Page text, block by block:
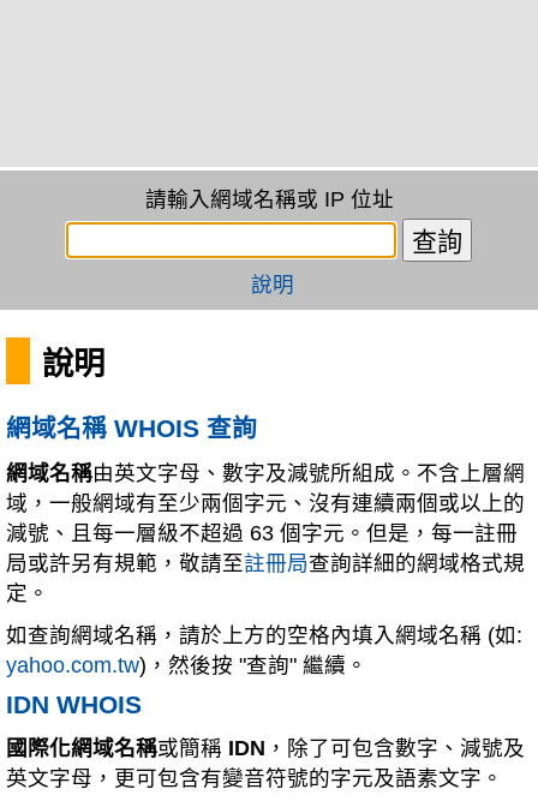
請輸入網域名稱或 IP 位址
說明
說明
網域名稱 WHOIS 查詢
網域名稱由英文字母、數字及減號所組成。不含上層網
域，一般網域有至少兩個字元、沒有連續兩個或以上的
減號、且每一層級不超過 63 個字元。但是，每一註冊
局或許另有規範，敬請至註冊局查詢詳細的網域格式規
定。
如查詢網域名稱，請於上方的空格內填入網域名稱 (如:
yahoo.com.tw)，然後按 "查詢" 繼續。
IDN WHOIS
國際化網域名稱或簡稱 IDN ，除了可包含數字、減號及
英文字母，更可包含有變音符號的字元及語素文字。